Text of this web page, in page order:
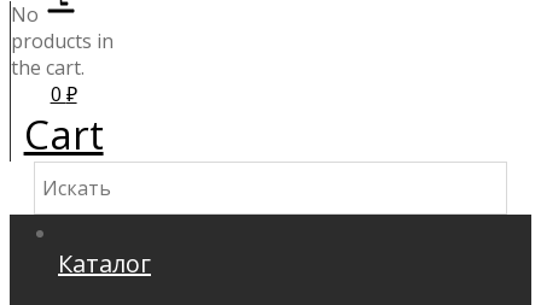
No
products in
the cart.
0 ₽
Cart
Каталог